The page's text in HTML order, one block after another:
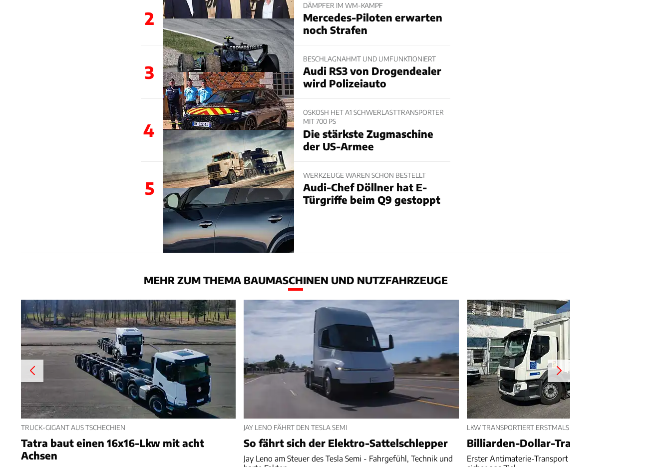
2
DÄMPFER IM WM-KAMPF
Mercedes-Piloten erwarten
noch Strafen
3
BESCHLAGNAHMT UND UMFUNKTIONIERT
Audi RS3 von Drogendealer
wird Polizeiauto
4
OSKOSH HET A1 SCHWERLASTTRANSPORTER
MIT 700 PS
Die stärkste Zugmaschine
der US-Armee
5
WERKZEUGE WAREN SCHON BESTELLT
Audi-Chef Döllner hat E-
Türgriffe beim Q9 gestoppt
MEHR ZUM THEMA BAUMASCHINEN UND NUTZFAHRZEUGE
TRUCK-GIGANT AUS TSCHECHIEN
Tatra baut einen 16x16-Lkw mit acht
Achsen
JAY LENO FÄHRT DEN TESLA SEMI
So fährt sich der Elektro-Sattelschlepper
Jay Leno am Steuer des Tesla Semi - Fahrgefühl, Technik und
LKW TRANSPORTIERT ERSTMALS ANTIMATERIE
Billiarden-Dollar-Transport des CERN
Erster Antimaterie-Transport - Volvo FL bringt 91 Teilchen